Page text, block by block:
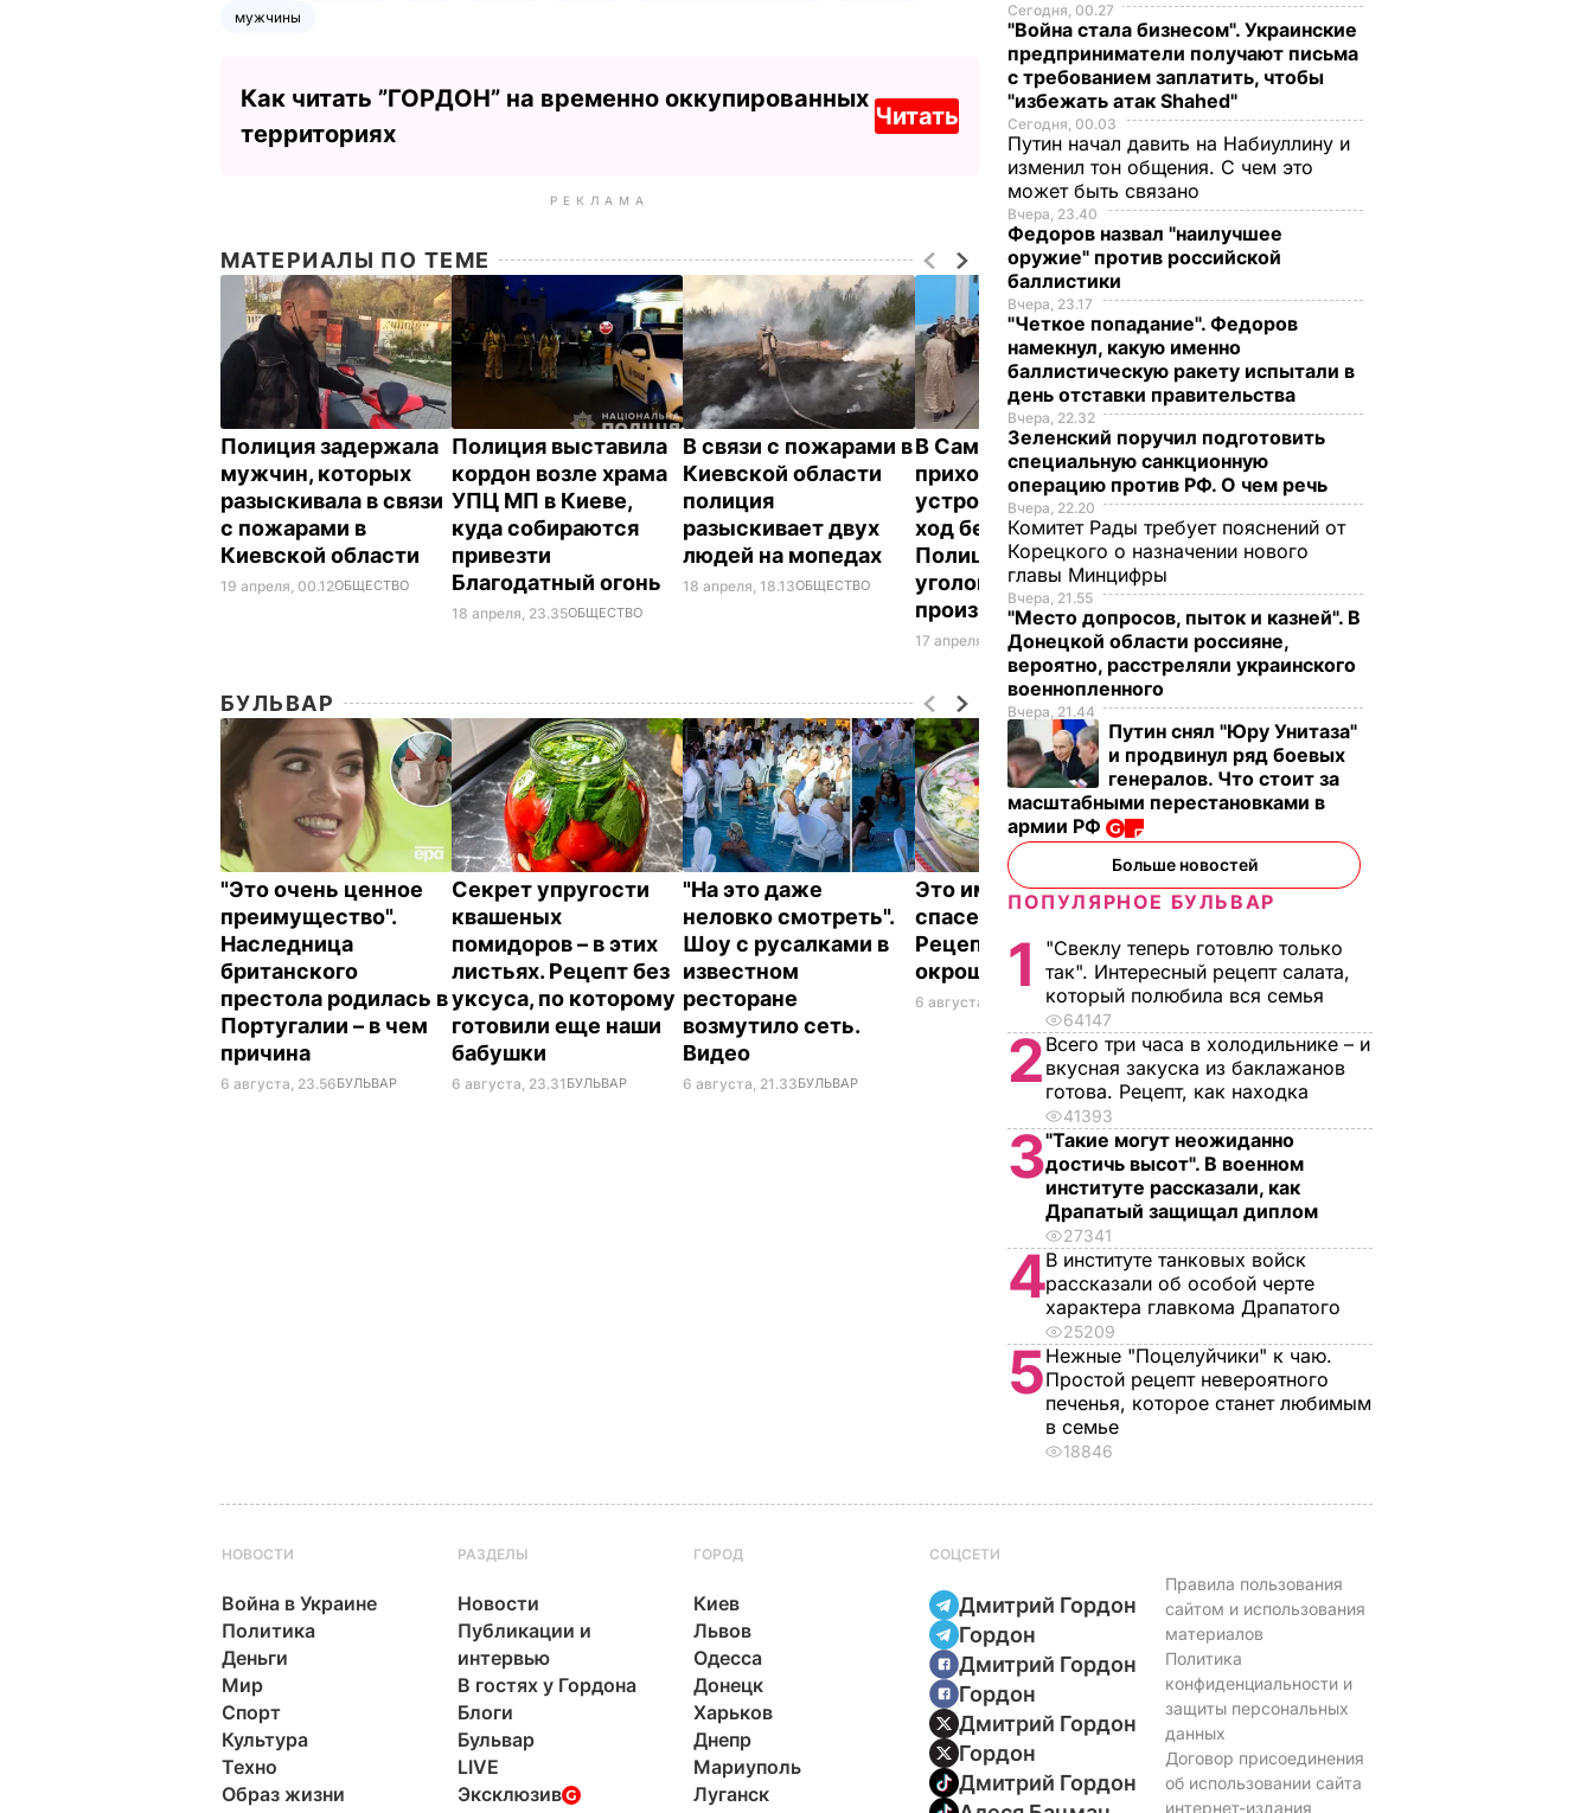
мужчины
Как читать ”ГОРДОН” на временно оккупированных
территориях
Читать
РЕКЛАМА
МАТЕРИАЛЫ ПО ТЕМЕ
Полиция задержала
мужчин, которых
разыскивала в связи
с пожарами в
Киевской области
19 апреля, 00.12ОБЩЕСТВО
Полиция выставила
кордон возле храма
УПЦ МП в Киеве,
куда собираются
привезти
Благодатный огонь
18 апреля, 23.35ОБЩЕСТВО
В связи с пожарами в
Киевской области
полиция
разыскивает двух
людей на мопедах
18 апреля, 18.13ОБЩЕСТВО
В Самборе
прихожане УГКЦ
устроили крестный
ход без масок.
Полиция начала
уголовное
производство
17 апреля, 18.14ОБЩЕСТВО
БУЛЬВАР
"Это очень ценное
преимущество".
Наследница
британского
престола родилась в
Португалии – в чем
причина
6 августа, 23.56БУЛЬВАР
Секрет упругости
квашеных
помидоров – в этих
листьях. Рецепт без
уксуса, по которому
готовили еще наши
бабушки
6 августа, 23.31 БУЛЬВАР
"На это даже
неловко смотреть".
Шоу с русалками в
известном
ресторане
возмутило сеть.
Видео
6 августа, 21.33БУЛЬВАР
Это именно то, что
спасет в жару.
Рецепт вкуснейшей
окрошки
6 августа, 18.21 БУЛЬВАР
"Хрустящие
снаружи и нежные
внутри". Самые
вкусные жареные
кабачки
6 августа, 18.09БУЛЬВАР
Сегодня, 00.27
"Война стала бизнесом". Украинские
предприниматели получают письма
с требованием заплатить, чтобы
"избежать атак Shahed"
Сегодня, 00.03
Путин начал давить на Набиуллину и
изменил тон общения. С чем это
может быть связано
Вчера, 23.40
Федоров назвал "наилучшее
оружие" против российской
баллистики
Вчера, 23.17
"Четкое попадание". Федоров
намекнул, какую именно
баллистическую ракету испытали в
день отставки правительства
Вчера, 22.32
Зеленский поручил подготовить
специальную санкционную
операцию против РФ. О чем речь
Вчера, 22.20
Комитет Рады требует пояснений от
Корецкого о назначении нового
главы Минцифры
Вчера, 21.55
"Место допросов, пыток и казней". В
Донецкой области россияне,
вероятно, расстреляли украинского
военнопленного
Вчера, 21.44
Путин снял "Юру Унитаза"
и продвинул ряд боевых
генералов. Что стоит за
масштабными перестановками в
армии РФ
Больше новостей
ПОПУЛЯРНОЕ БУЛЬВАР
1
"Свеклу теперь готовлю только
так". Интересный рецепт салата,
который полюбила вся семья
64147
2 Всего три часа в холодильнике – и
вкусная закуска из баклажанов
готова. Рецепт, как находка
41393
3"Такие могут неожиданно
достичь высот". В военном
институте рассказали, как
Драпатый защищал диплом
27341
4В институте танковых войск
рассказали об особой черте
характера главкома Драпатого
25209
5Нежные "Поцелуйчики" к чаю.
Простой рецепт невероятного
печенья, которое станет любимым
в семье
18846
НОВОСТИ
Война в Украине
Политика
Деньги
Мир
Спорт
Культура
Техно
Образ жизни
РАЗДЕЛЫ
Новости
Публикации и
интервью
В гостях у Гордона
Блоги
Бульвар
LIVE
Эксклюзив
ГОРОД
Киев
Львов
Одесса
Донецк
Харьков
Днепр
Мариуполь
Луганск
СОЦСЕТИ
Дмитрий Гордон
Гордон
Дмитрий Гордон
Гордон
Дмитрий Гордон
Гордон
Дмитрий Гордон
Правила пользования
сайтом и использования
материалов
Политика
конфиденциальности и
защиты персональных
данных
Договор присоединения
об использовании сайта
интернет-издания